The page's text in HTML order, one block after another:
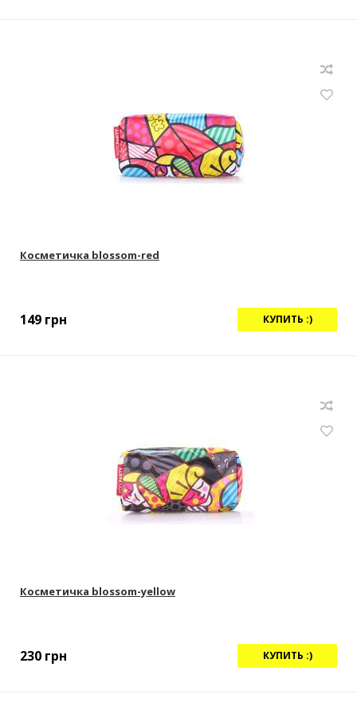
Косметичка blossom-red
149 грн КУПИТЬ :)
Косметичка blossom-yellow
230 грн КУПИТЬ :)